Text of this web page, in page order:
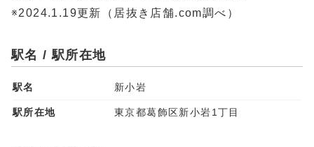
※2024.1.19更新（居抜き店舗.com調べ）
駅名 / 駅所在地
駅名 新小岩
駅所在地 東京都葛飾区新小岩1丁目